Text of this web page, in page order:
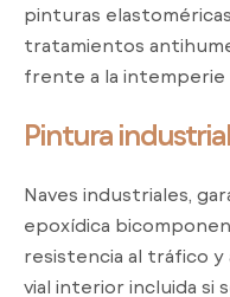
pinturas
tratamientos
frente a la intemperie
Pintura
Naves industriales,
epoxídica
resistencia al tráfico y
vial interior incluida si